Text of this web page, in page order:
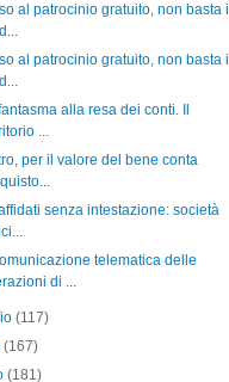
al patrocinio gratuito, non basta il
al patrocinio gratuito, non basta il
alla resa dei conti. Il
...
per il valore del bene conta
senza intestazione: società
telematica delle
di ...
(117)
(167)
(181)